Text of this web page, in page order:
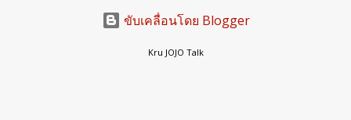
ขับเคลื่อนโดย Blogger
Kru JOJO Talk